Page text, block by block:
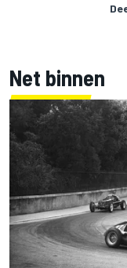
Net binnen